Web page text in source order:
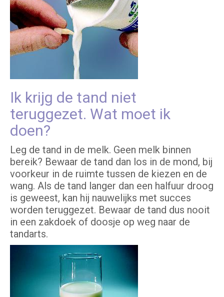
Ik krijg de tand niet
teruggezet. Wat moet ik
doen?
Leg de tand in de melk. Geen melk binnen
bereik? Bewaar de tand dan los in de mond, bij
voorkeur in de ruimte tussen de kiezen en de
wang. Als de tand langer dan een halfuur droog
is geweest, kan hij nauwelijks met succes
worden teruggezet. Bewaar de tand dus nooit
in een zakdoek of doosje op weg naar de
tandarts.